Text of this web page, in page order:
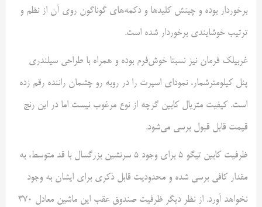
برخوردار بوده و چینش کلیدها و دکمه‌های گوناگون روی آن از نظم و
ترتیب خوشایندی برخوردار شده است.
غربیلک فرمان نیز نسبتا خوش‌فرم بوده و همراه با طراحی سیلندری
پنل کیلومترشمار، نمود‌ای اسپرت را در روبه رو چشمان راننده رقم زده
است. کیفیت متریال کابین گرچه از نوع مرغوب نیست اما در این رنج
قیمت قابل قبول برسی می‌شود.
ظرفیت کابین تیگو ۵ برای وجود ۵ سرنشین بزرگسال با قد متوسط، به
مقدار کافی برسی شده و محدودیت قابل ذکری برای ایشان به وجود
نخواهد آورد. از نظر دیگر ظرفیت صندوق عقب این ماشین معادل ۳۷۰